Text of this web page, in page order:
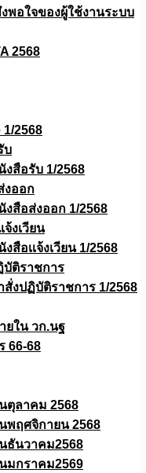
พอใจของผู้ใช้งานระบบ
2568
1/2568
บ
งสือรับ 1/2568
งออก
งสือส่งออก 1/2568
งเวียน
งสือเเจ้งเวียน 1/2568
บัติราชการ
สั่งปฏิบัติราชการ 1/2568
ใน วก.นฐ
66-68
ตุลาคม 2568
พฤศจิกายน 2568
ธันวาคม2568
มกราคม2569